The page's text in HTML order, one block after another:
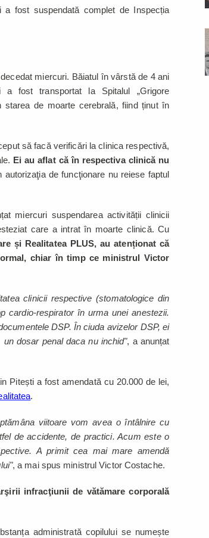
a fost suspendată complet de Inspecția
miercuri. Băiatul în vârstă de 4 ani
fost transportat la Spitalul „Grigore
starea de moarte cerebrală, fiind ținut în
să facă verificări la clinica respectivă,
Ei au aflat că în respectiva clinică nu
de funcţionare nu reiese faptul
miercuri suspendarea activității clinicii
care a intrat în moarte clinică. Cu
și Realitatea PLUS, au atenționat că
chiar în timp ce ministrul Victor
clinicii respective (stomatologice din
cardio-respirator în urma unei anestezii.
DSP. În ciuda avizelor DSP, ei
dosar penal daca nu inchid", a anunțat
Pitești a fost amendată cu 20.000 de lei,
.
viitoare vom avea o întâlnire cu
de accidente, de practici. Acum este o
A primit cea mai mare amendă
, a mai spus ministrul Victor Costache.
infracţiunii de vătămare corporală
administrată copilului se numește